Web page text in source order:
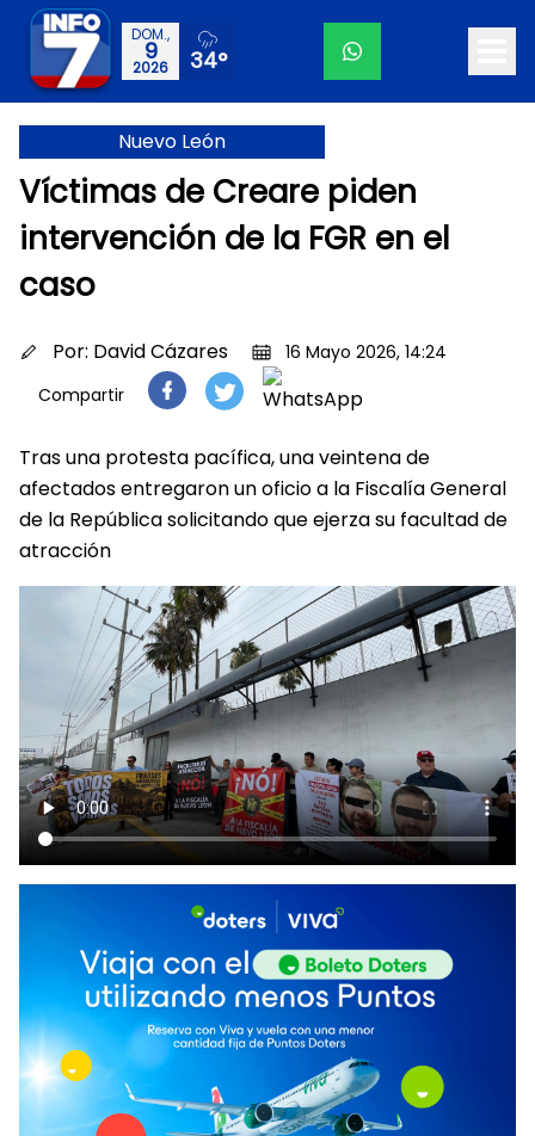
DOM.,
9
2026 34°
Nuevo León
Víctimas de Creare piden
intervención de la FGR en el
caso
Por: David Cázares
16 Mayo 2026, 14:24
Compartir
Tras una protesta pacífica, una veintena de
afectados entregaron un oficio a la Fiscalía General
de la República solicitando que ejerza su facultad de
atracción